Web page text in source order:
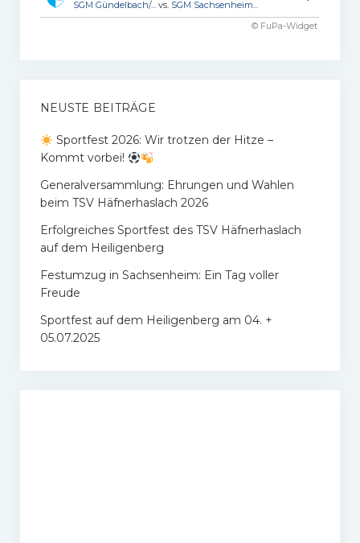
SGM Gündelbach/...vs. SGM Sachsenheim...
© FuPa-Widget
NEUSTE BEITRÄGE
Sportfest 2026: Wir trotzen der Hitze –
Kommt vorbei!
Generalversammlung: Ehrungen und Wahlen
beim TSV Häfnerhaslach 2026
Erfolgreiches Sportfest des TSV Häfnerhaslach
auf dem Heiligenberg
Festumzug in Sachsenheim: Ein Tag voller
Freude
Sportfest auf dem Heiligenberg am 04. +
05.07.2025